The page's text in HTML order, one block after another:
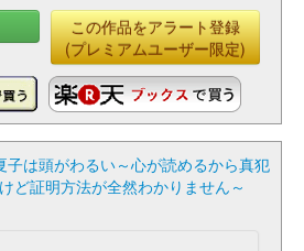
この作品をアラート登録
(プレミアムユーザー限定)
子は頭がわるい～心が読めるから真犯
ど証明方法が全然わかりません～